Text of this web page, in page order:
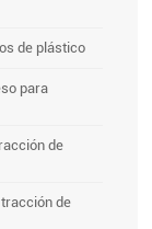
de plástico
para
de
de